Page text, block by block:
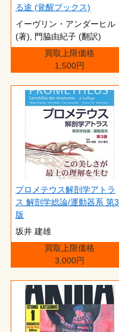
る途 (覚醒ブックス)
イーヴリン・アンダーヒル
(著),‎ 門脇由紀子 (翻訳)
買取上限価格
1,500円
プロメテウス解剖学アトラ
ス 解剖学総論/運動器系 第3
版
坂井 建雄
買取上限価格
3,000円